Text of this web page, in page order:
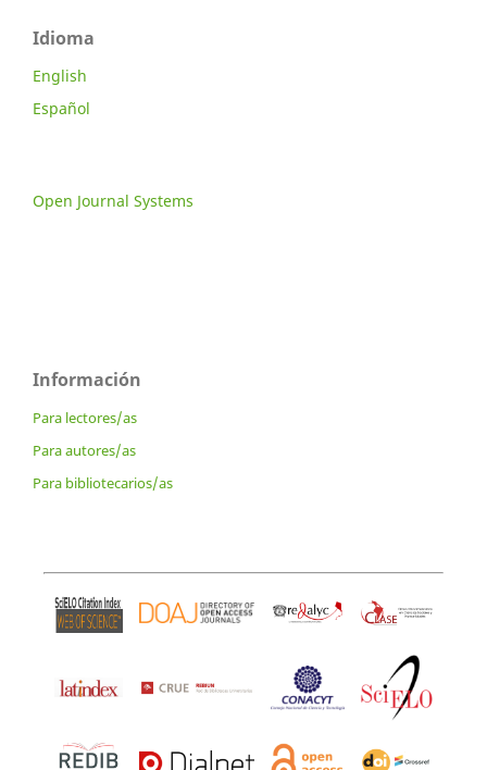
Idioma
English
Español
Open Journal Systems
Información
Para lectores/as
Para autores/as
Para bibliotecarios/as